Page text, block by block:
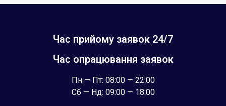
Час прийому заявок 24/7
Час опрацювання заявок
Пн — Пт: 08:00 — 22:00
Сб — Нд: 09:00 — 18:00